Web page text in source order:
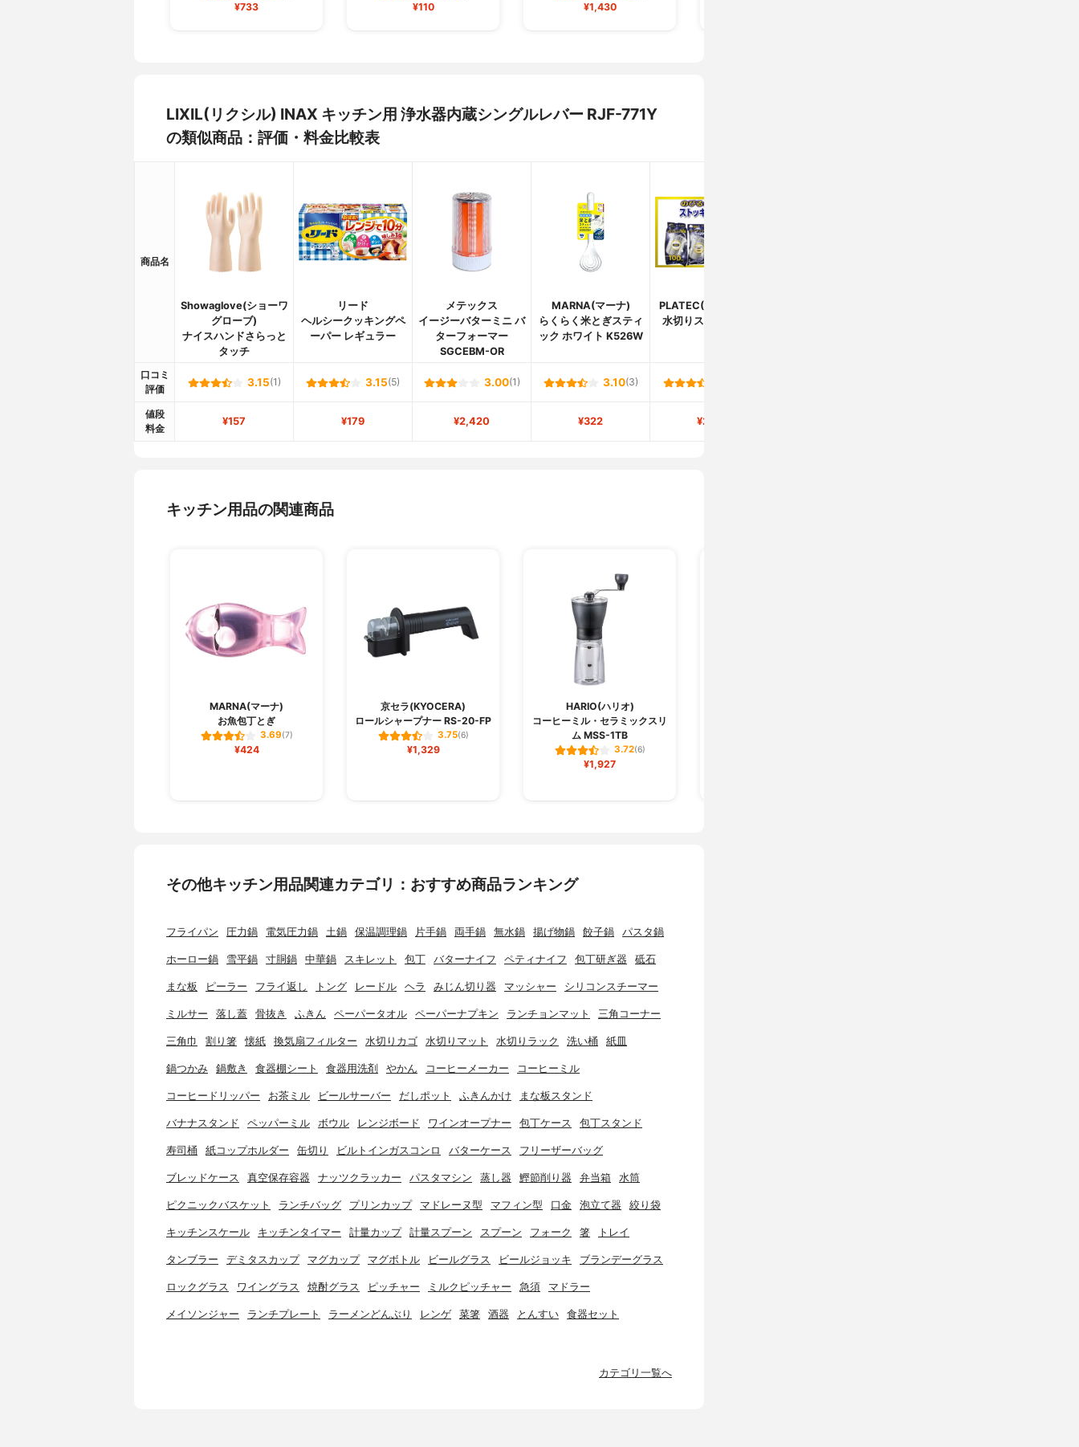
¥733 ¥110 ¥1,430
LIXIL(リクシル) INAX キッチン用 浄水器内蔵シングルレバー RJF-771Y
の類似商品：評価・料金比較表
商品名
Showaglove(ショーワ
グローブ)
ナイスハンドさらっと
タッチ
リード
ヘルシークッキングペ
ーパー レギュラー
メテックス
イージーバターミニ バ
ターフォーマー
SGCEBM-OR
MARNA(マーナ)
らくらく米とぎスティ
ック ホワイト K526W
PLATEC(プラテック)
水切りストッキング
口コミ
評価
3.15(1) 3.15(5) 3.00(1) 3.10(3)
値段
料金
¥157 ¥179 ¥2,420 ¥322 ¥202
キッチン用品の関連商品
MARNA(マーナ)
お魚包丁とぎ
3.69(7)
¥424
京セラ(KYOCERA)
ロールシャープナー RS-20-FP
3.75(6)
¥1,329
HARIO(ハリオ)
コーヒーミル・セラミックスリ
ム MSS-1TB
3.72(6)
¥1,927
その他キッチン用品関連カテゴリ：おすすめ商品ランキング
フライパン 圧力鍋 電気圧力鍋 土鍋 保温調理鍋 片手鍋 両手鍋 無水鍋 揚げ物鍋 餃子鍋 パスタ鍋
ホーロー鍋 雪平鍋 寸胴鍋 中華鍋 スキレット 包丁 バターナイフ ペティナイフ 包丁研ぎ器 砥石
まな板 ピーラー フライ返し トング レードル ヘラ みじん切り器 マッシャー シリコンスチーマー
ミルサー 落し蓋 骨抜き ふきん ペーパータオル ペーパーナプキン ランチョンマット 三角コーナー
三角巾 割り箸 懐紙 換気扇フィルター 水切りカゴ 水切りマット 水切りラック 洗い桶 紙皿
鍋つかみ 鍋敷き 食器棚シート 食器用洗剤 やかん コーヒーメーカー コーヒーミル
コーヒードリッパー お茶ミル ビールサーバー だしポット ふきんかけ まな板スタンド
バナナスタンド ペッパーミル ボウル レンジボード ワインオープナー 包丁ケース 包丁スタンド
寿司桶 紙コップホルダー 缶切り ビルトインガスコンロ バターケース フリーザーバッグ
ブレッドケース 真空保存容器 ナッツクラッカー パスタマシン 蒸し器 鰹節削り器 弁当箱 水筒
ピクニックバスケット ランチバッグ プリンカップ マドレーヌ型 マフィン型 口金 泡立て器 絞り袋
キッチンスケール キッチンタイマー 計量カップ 計量スプーン スプーン フォーク 箸 トレイ
タンブラー デミタスカップ マグカップ マグボトル ビールグラス ビールジョッキ ブランデーグラス
ロックグラス ワイングラス 焼酎グラス ピッチャー ミルクピッチャー 急須 マドラー
メイソンジャー ランチプレート ラーメンどんぶり レンゲ 菜箸 酒器 とんすい 食器セット
カテゴリ一覧へ